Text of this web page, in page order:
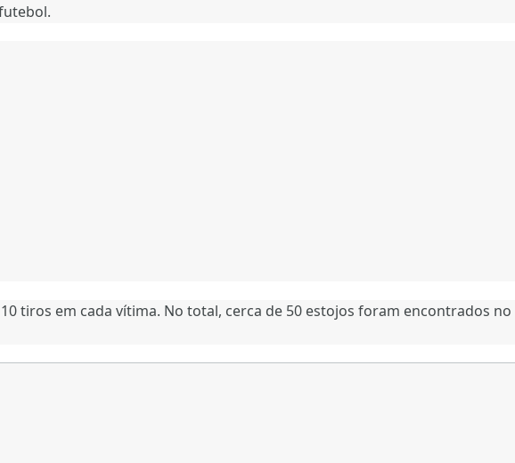
tiros em cada vítima. No total, cerca de 50 estojos foram encontrados no